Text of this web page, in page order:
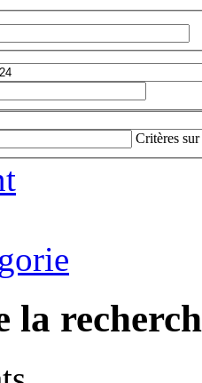
Critères sur
la